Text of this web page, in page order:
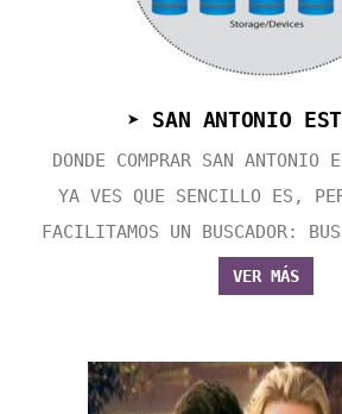
➤ SAN ANTONIO
DONDE COMPRAR SAN ANTONIO
YA VES QUE SENCILLO ES,
FACILITAMOS UN BUSCADOR:
VER MÁS